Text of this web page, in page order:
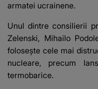
armatei ucrainene.
Unul dintre consilierii
Zelenski, Mihailo
foloseşte cele mai
nucleare, precum
termobarice.